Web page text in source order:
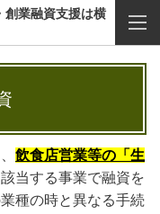
創業融資支援は横
飲食店営業等の「生
当する事業で融資を
種の時と異なる手続